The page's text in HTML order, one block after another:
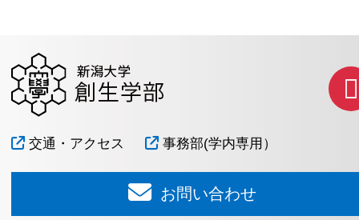
交通・アクセス 事務部(学内専用）
お問い合わせ